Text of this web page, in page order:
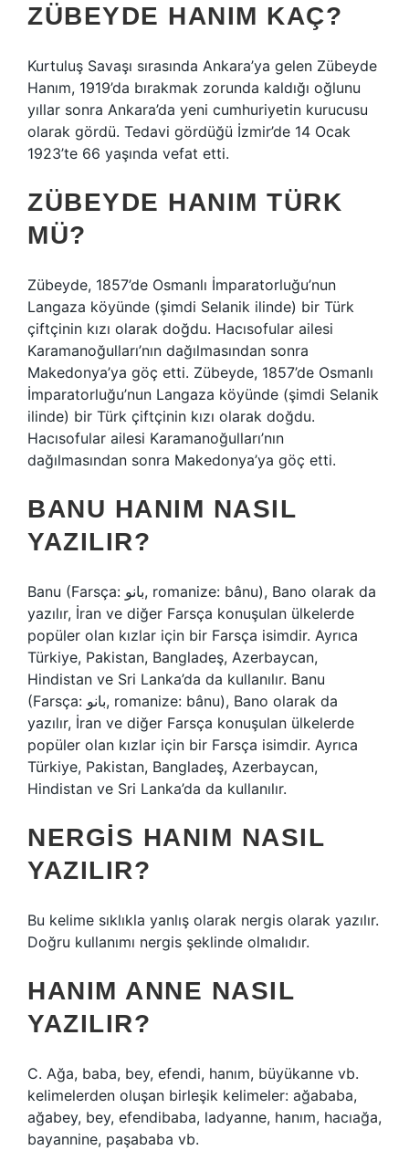
ZÜBEYDE HANIM KAÇ?
Kurtuluş Savaşı sırasında Ankara’ya gelen Zübeyde
Hanım, 1919’da bırakmak zorunda kaldığı oğlunu
yıllar sonra Ankara’da yeni cumhuriyetin kurucusu
olarak gördü. Tedavi gördüğü İzmir’de 14 Ocak
1923’te 66 yaşında vefat etti.
ZÜBEYDE HANIM TÜRK
MÜ?
Zübeyde, 1857’de Osmanlı İmparatorluğu’nun
Langaza köyünde (şimdi Selanik ilinde) bir Türk
çiftçinin kızı olarak doğdu. Hacısofular ailesi
Karamanoğulları’nın dağılmasından sonra
Makedonya’ya göç etti. Zübeyde, 1857’de Osmanlı
İmparatorluğu’nun Langaza köyünde (şimdi Selanik
ilinde) bir Türk çiftçinin kızı olarak doğdu.
Hacısofular ailesi Karamanoğulları’nın
dağılmasından sonra Makedonya’ya göç etti.
BANU HANIM NASIL
YAZILIR?
Banu (Farsça: بانو, romanize: bânu), Bano olarak da
yazılır, İran ve diğer Farsça konuşulan ülkelerde
popüler olan kızlar için bir Farsça isimdir. Ayrıca
Türkiye, Pakistan, Bangladeş, Azerbaycan,
Hindistan ve Sri Lanka’da da kullanılır. Banu
(Farsça: بانو, romanize: bânu), Bano olarak da
yazılır, İran ve diğer Farsça konuşulan ülkelerde
popüler olan kızlar için bir Farsça isimdir. Ayrıca
Türkiye, Pakistan, Bangladeş, Azerbaycan,
Hindistan ve Sri Lanka’da da kullanılır.
NERGIS HANIM NASIL
YAZILIR?
Bu kelime sıklıkla yanlış olarak nergis olarak yazılır.
Doğru kullanımı nergis şeklinde olmalıdır.
HANIM ANNE NASIL
YAZILIR?
C. Ağa, baba, bey, efendi, hanım, büyükanne vb.
kelimelerden oluşan birleşik kelimeler: ağababa,
ağabey, bey, efendibaba, ladyanne, hanım, hacıağa,
bayannine, paşababa vb.